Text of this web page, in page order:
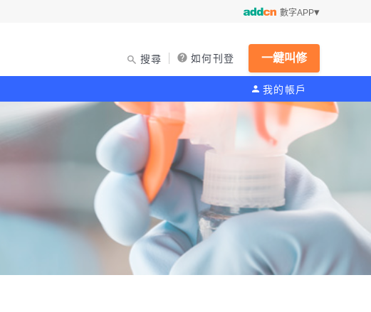
數字APP
搜尋 如何刊登 一鍵叫修
我的帳戶